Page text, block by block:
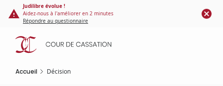
Panneau de gestion des cookies
contenu
principal
Judilibre évolue !
Aidez-nous à l'améliorer en 2 minutes
Répondre au questionnaire
Accueil Décision